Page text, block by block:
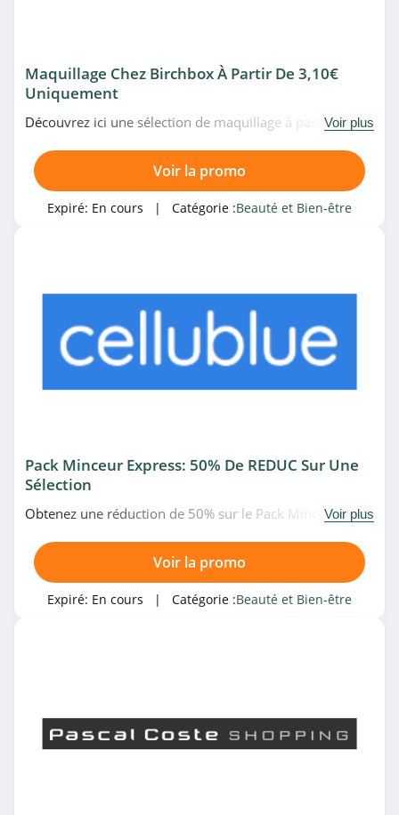
4.5
MinceurDiscount
4.8
Allbeauty
Scrapmalin
4.7
4.4
4.8
4.2
Maquillage Chez Birchbox À Partir De 3,10€
Uniquement
Découvrez ici une sélection de maquillage à partir deVoir plus
Voir la promo
Expiré: En cours | Catégorie :Beauté et Bien-être
Pack Minceur Express: 50% De REDUC Sur Une
Sélection
Obtenez une réduction de 50% sur le Pack MinceurVoir plus
Voir la promo
Expiré: En cours | Catégorie :Beauté et Bien-être